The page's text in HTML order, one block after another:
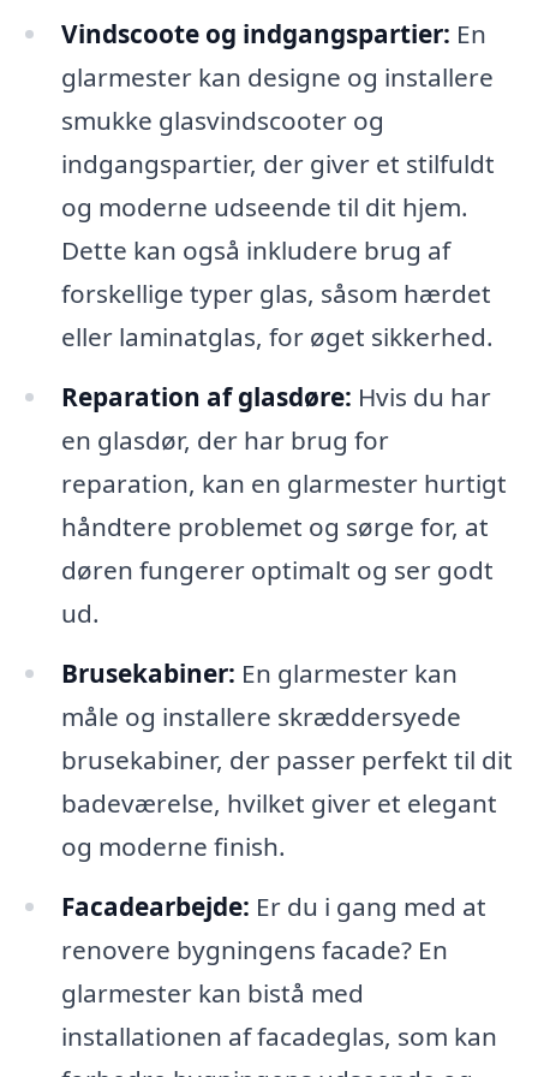
Vindscoote og indgangspartier: En
glarmester kan designe og installere
smukke glasvindscooter og
indgangspartier, der giver et stilfuldt
og moderne udseende til dit hjem.
Dette kan også inkludere brug af
forskellige typer glas, såsom hærdet
eller laminatglas, for øget sikkerhed.
Reparation af glasdøre: Hvis du har
en glasdør, der har brug for
reparation, kan en glarmester hurtigt
håndtere problemet og sørge for, at
døren fungerer optimalt og ser godt
ud.
Brusekabiner: En glarmester kan
måle og installere skræddersyede
brusekabiner, der passer perfekt til dit
badeværelse, hvilket giver et elegant
og moderne finish.
Facadearbejde: Er du i gang med at
renovere bygningens facade? En
glarmester kan bistå med
installationen af facadeglas, som kan